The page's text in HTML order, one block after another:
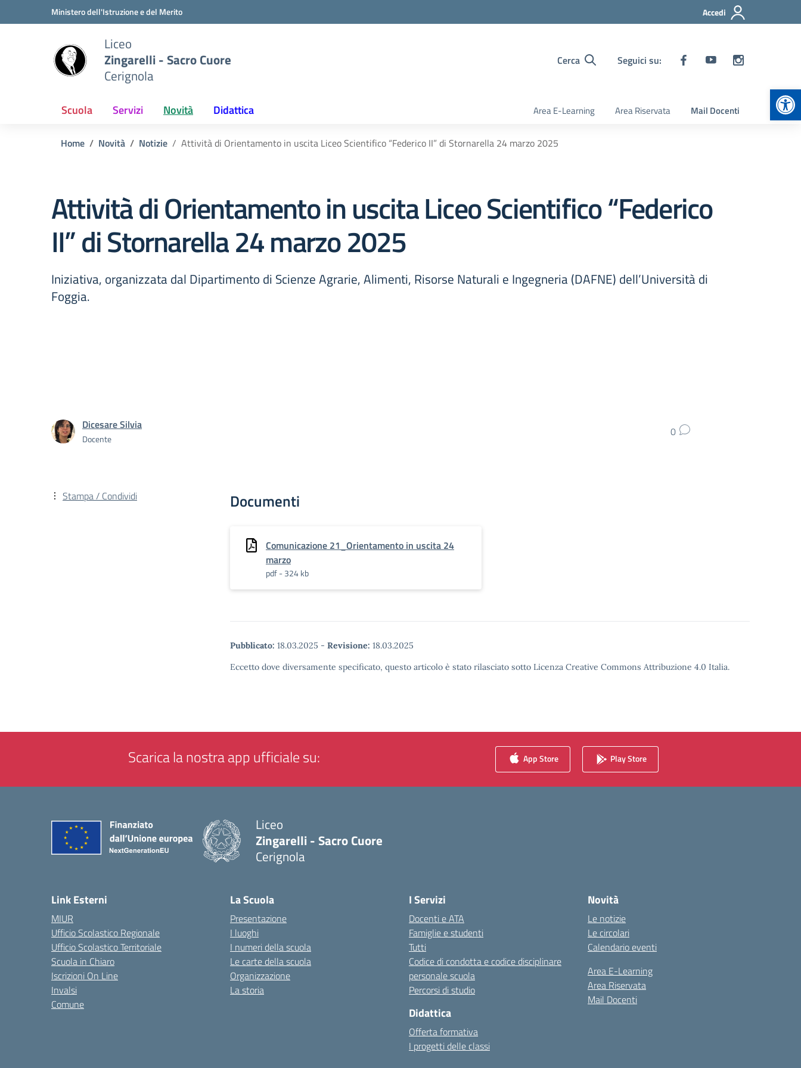
Vai ai contenuti
Vai al menu di navigazioneMinistero dell'Istruzione e del Merito Accedi
Liceo
Zingarelli - Sacro Cuore
Cerignola
Cerca Seguici su:
Scuola Servizi Novità Didattica Area E-Learning Area Riservata Mail Docenti
Home Novità Notizie Attività di Orientamento in uscita Liceo Scientifico “Federico II” di Stornarella 24 marzo 2025
Attività di Orientamento in uscita Liceo Scientifico “Federico
II” di Stornarella 24 marzo 2025
Iniziativa, organizzata dal Dipartimento di Scienze Agrarie, Alimenti, Risorse Naturali e Ingegneria (DAFNE) dell’Università di
Foggia.
Dicesare Silvia
Docente 0
Documenti
Comunicazione 21_Orientamento in uscita 24
marzo
pdf - 324 kb
Pubblicato: 18.03.2025 - Revisione: 18.03.2025
Eccetto dove diversamente specificato, questo articolo è stato rilasciato sotto Licenza Creative Commons Attribuzione 4.0 Italia.
Stampa / Condividi
Scarica la nostra app ufficiale su: App Store Play Store
Liceo
Zingarelli - Sacro Cuore
Cerignola
Link Esterni
MIUR
Ufficio Scolastico Regionale
Ufficio Scolastico Territoriale
Scuola in Chiaro
Iscrizioni On Line
Invalsi
Comune
La Scuola
Presentazione
I luoghi
I numeri della scuola
Le carte della scuola
Organizzazione
La storia
I Servizi
Docenti e ATA
Famiglie e studenti
Tutti
Codice di condotta e codice disciplinare
personale scuola
Percorsi di studio
Didattica
Offerta formativa
I progetti delle classi
Novità
Le notizie
Le circolari
Calendario eventi
Area E-Learning
Area Riservata
Mail Docenti